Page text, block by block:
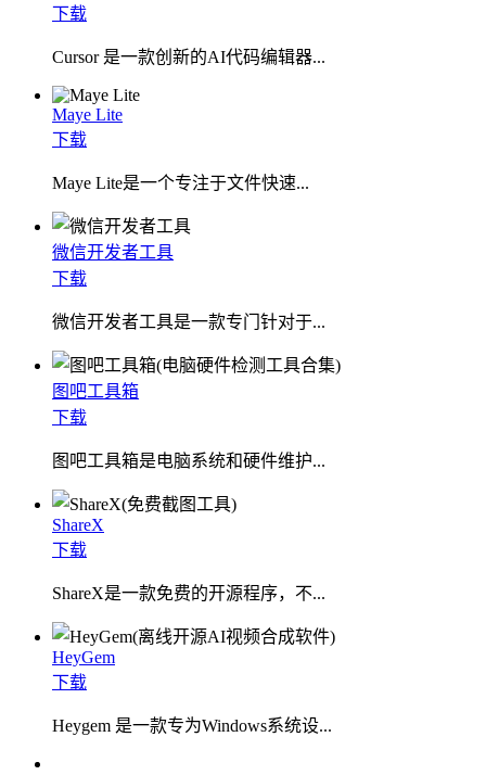
下载
Cursor 是一款创新的AI代码编辑器...
Maye Lite
下载
​Maye Lite是一个专注于文件快速...
微信开发者工具
下载
微信开发者工具是一款专门针对于...
图吧工具箱
下载
图吧工具箱是电脑系统和硬件维护...
ShareX
下载
ShareX是一款免费的开源程序，不...
HeyGem
下载
Heygem 是一款专为Windows系统设...